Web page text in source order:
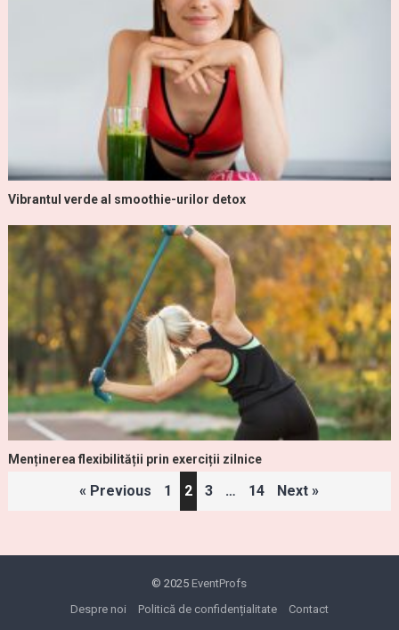
Vibrantul verde al smoothie-urilor detox
Menținerea flexibilității prin exerciții zilnice
« Previous 1 2 3 … 14 Next »
© 2025 EventProfs
Despre noi
Politică de confidențialitate Contact